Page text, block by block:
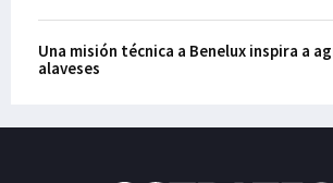
Una misión técnica a Benelux inspira a
alaveses